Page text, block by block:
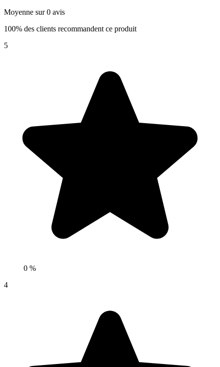
Moyenne sur 0 avis
100% des clients recommandent ce produit
5
0 %
4